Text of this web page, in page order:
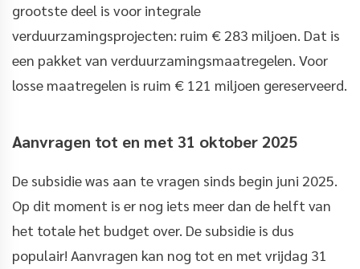
grootste deel is voor integrale
verduurzamingsprojecten: ruim € 283 miljoen. Dat is
een pakket van verduurzamingsmaatregelen. Voor
losse maatregelen is ruim € 121 miljoen gereserveerd.
Aanvragen tot en met 31 oktober 2025
De subsidie was aan te vragen sinds begin juni 2025.
Op dit moment is er nog iets meer dan de helft van
het totale het budget over. De subsidie is dus
populair! Aanvragen kan nog tot en met vrijdag 31